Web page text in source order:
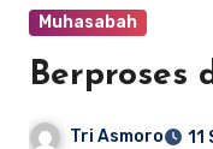
Muhasabah
Berproses
Tri Asmoro 11